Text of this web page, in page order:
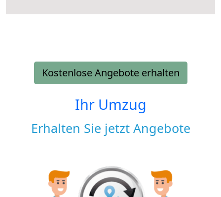
Kostenlose Angebote erhalten
Ihr Umzug
Erhalten Sie jetzt Angebote